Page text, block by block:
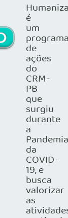
é
um
de
ações
do
CRM-
PB
que
surgiu
durante
a
Pandemia
da
COVID-
19, e
busca
valorizar
as